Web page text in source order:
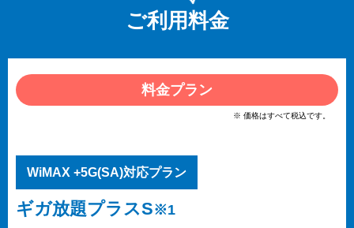
ご利用料金
※ 価格はすべて税込です。
料金プラン
WiMAX +5G(SA)対応プラン
ギガ放題プラスS※1